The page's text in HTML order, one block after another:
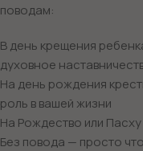
поводам:
В день крещения
духовное
На день рождения
роль в вашей жизни
На Рождество или
Без повода — просто